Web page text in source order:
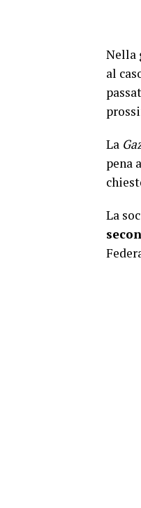
Nella
al
La
pena
La